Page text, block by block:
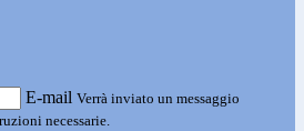
E-mail Verrà inviato un messaggio
necessarie.